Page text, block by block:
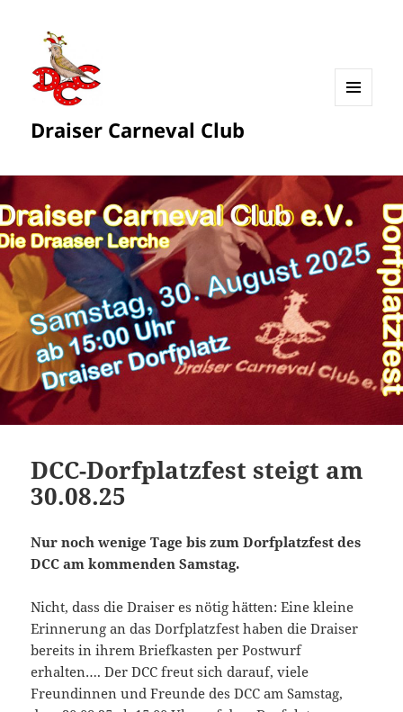
Draiser Carneval Club
DCC-Dorfplatzfest steigt am
30.08.25
Nur noch wenige Tage bis zum Dorfplatzfest des
DCC am kommenden Samstag.
Nicht, dass die Draiser es nötig hätten: Eine kleine
Erinnerung an das Dorfplatzfest haben die Draiser
bereits in ihrem Briefkasten per Postwurf
erhalten…. Der DCC freut sich darauf, viele
Freundinnen und Freunde des DCC am Samstag,